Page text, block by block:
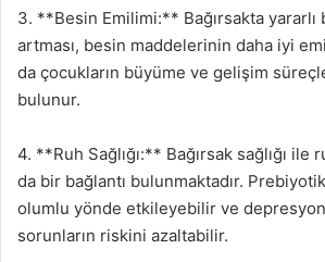
3. **Besin Emilimi:** Bağırsakta yararlı
artması, besin maddelerinin daha iyi
da çocukların büyüme ve gelişim
bulunur.
4. **Ruh Sağlığı:** Bağırsak sağlığı ile
da bir bağlantı bulunmaktadır.
olumlu yönde etkileyebilir ve
sorunların riskini azaltabilir.